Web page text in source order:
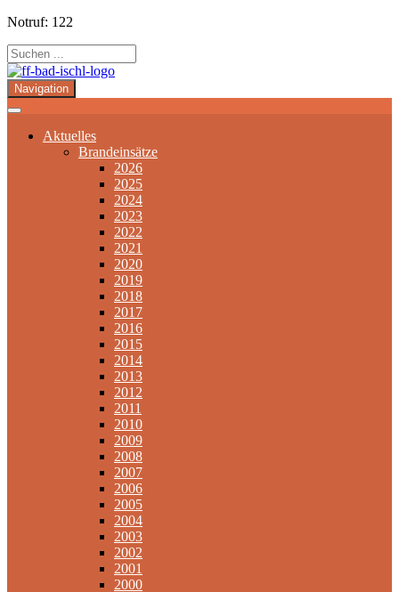
Notruf: 122
Navigation
Aktuelles
Brandeinsätze
2026
2025
2024
2023
2022
2021
2020
2019
2018
2017
2016
2015
2014
2013
2012
2011
2010
2009
2008
2007
2006
2005
2004
2003
2002
2001
2000